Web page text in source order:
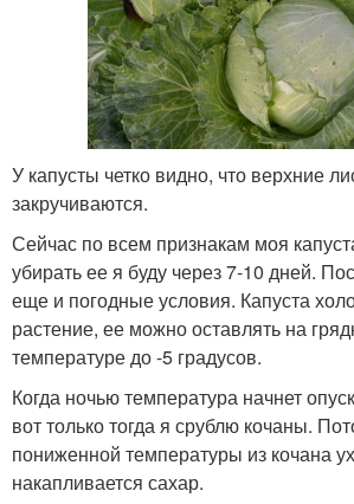
У капусты четко видно, что верхние
закручиваются.
Сейчас по всем признакам моя
убирать ее я буду через 7-10 дней.
еще и погодные условия. Капуста
растение, ее можно оставлять на
температуре до -5 градусов.
Когда ночью температура начнет
вот только тогда я срублю кочаны.
пониженной температуры из кочана
накапливается сахар.